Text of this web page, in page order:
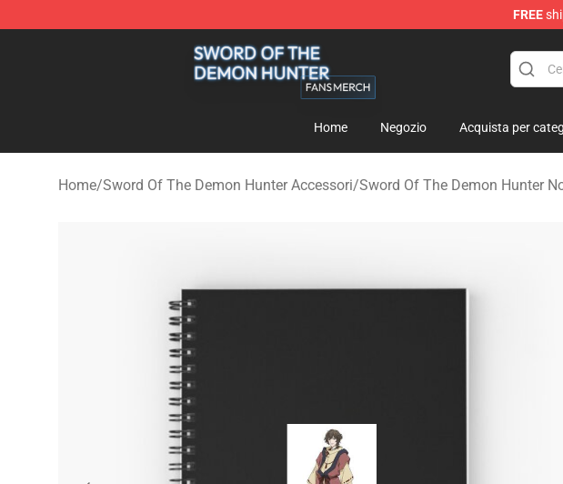
FREE
Sword Of The Demon Hunter Shop - Official Sword Of The Demon Hunter
Home Negozio Acquista per
Home/Sword Of The Demon Hunter Accessori/Sword Of The Demon Hunter